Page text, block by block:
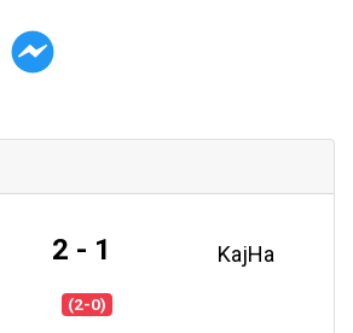
2 - 1 KajHa
(2-0)